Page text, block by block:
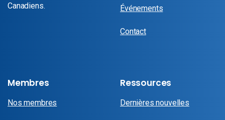
Canadiens.
Événements
Contact
Membres
Nos membres
Ressources
Dernières nouvelles